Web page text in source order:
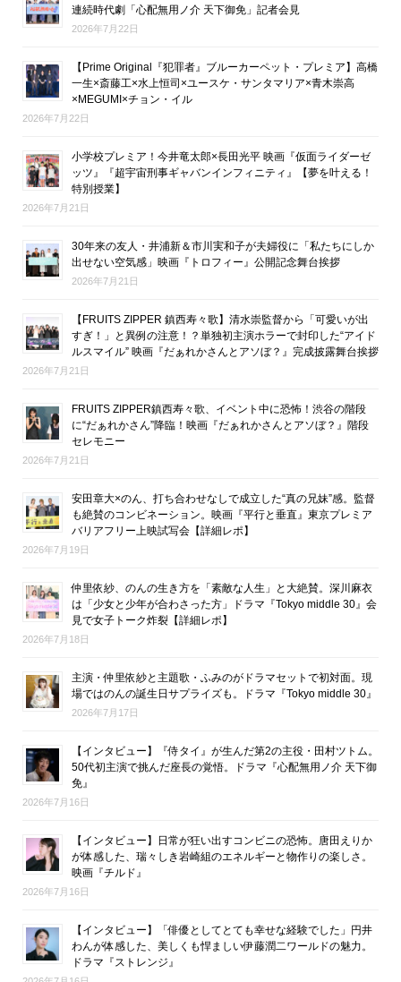
連続時代劇「心配無用ノ介 天下御免」記者会見
2026年7月22日
【Prime Original『犯罪者』ブルーカーペット・プレミア】高橋
一生×斎藤工×水上恒司×ユースケ・サンタマリア×青木崇高
×MEGUMI×チョン・イル
2026年7月22日
小学校プレミア！今井竜太郎×長田光平 映画『仮面ライダーゼ
ッツ』『超宇宙刑事ギャバンインフィニティ』【夢を叶える！
特別授業】
2026年7月21日
30年来の友人・井浦新＆市川実和子が夫婦役に「私たちにしか
出せない空気感」映画『トロフィー』公開記念舞台挨拶
2026年7月21日
【FRUITS ZIPPER 鎮西寿々歌】清水崇監督から「可愛いが出
すぎ！」と異例の注意！？単独初主演ホラーで封印した“アイド
ルスマイル” 映画『だぁれかさんとアソぼ？』完成披露舞台挨拶
2026年7月21日
FRUITS ZIPPER鎮西寿々歌、イベント中に恐怖！渋谷の階段
に“だぁれかさん”降臨！映画『だぁれかさんとアソぼ？』階段
セレモニー
2026年7月21日
安田章大×のん、打ち合わせなしで成立した“真の兄妹”感。監督
も絶賛のコンビネーション。映画『平行と垂直』東京プレミア
バリアフリー上映試写会【詳細レポ】
2026年7月19日
仲里依紗、のんの生き方を「素敵な人生」と大絶賛。深川麻衣
は「少女と少年が合わさった方」ドラマ『Tokyo middle 30』会
見で女子トーク炸裂【詳細レポ】
2026年7月18日
主演・仲里依紗と主題歌・ふみのがドラマセットで初対面。現
場ではのんの誕生日サプライズも。ドラマ『Tokyo middle 30』
2026年7月17日
【インタビュー】『侍タイ』が生んだ第2の主役・田村ツトム。
50代初主演で挑んだ座長の覚悟。ドラマ『心配無用ノ介 天下御
免』
2026年7月16日
【インタビュー】日常が狂い出すコンビニの恐怖。唐田えりか
が体感した、瑞々しき岩崎組のエネルギーと物作りの楽しさ。
映画『チルド』
2026年7月16日
【インタビュー】「俳優としてとても幸せな経験でした」円井
わんが体感した、美しくも悍ましい伊藤潤二ワールドの魅力。
ドラマ『ストレンジ』